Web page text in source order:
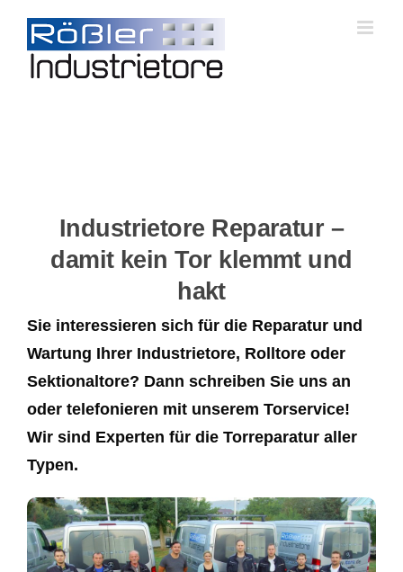
content
Industrietore Reparatur –
damit kein Tor klemmt und
hakt
Sie interessieren sich für die Reparatur und
Wartung Ihrer Industrietore, Rolltore oder
Sektionaltore? Dann schreiben Sie uns an
oder telefonieren mit unserem Torservice!
Wir sind Experten für die Torreparatur aller
Typen.